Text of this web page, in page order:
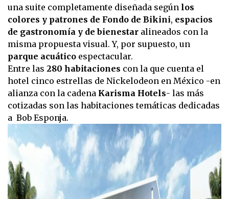
una suite completamente diseñada según los
colores y patrones de Fondo de Bikini, espacios
de gastronomía y de bienestar alineados con la
misma propuesta visual. Y, por supuesto, un
parque acuático espectacular.
Entre las 280 habitaciones con la que cuenta el
hotel cinco estrellas de Nickelodeon en México -en
alianza con la cadena Karisma Hotels- las más
cotizadas son las habitaciones temáticas dedicadas
a Bob Esponja.